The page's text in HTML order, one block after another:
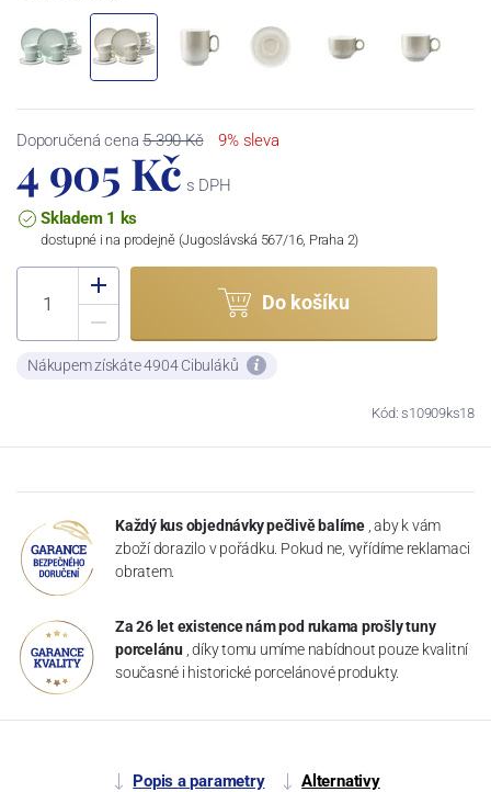
Doporučená cena5 390 Kč 9% sleva
4 905 Kč s DPH
Skladem 1 ks
dostupné i na prodejně (Jugoslávská 567/16, Praha 2)
Do košíku
Nákupem získáte 4904 Cibuláků
Kód: s10909ks18
Každý kus objednávky pečlivě balíme , aby k vám
zboží dorazilo v pořádku. Pokud ne, vyřídíme reklamaci
obratem.
Za 26 let existence nám pod rukama prošly tuny
porcelánu , díky tomu umíme nabídnout pouze kvalitní
současné i historické porcelánové produkty.
Popis a parametry Alternativy